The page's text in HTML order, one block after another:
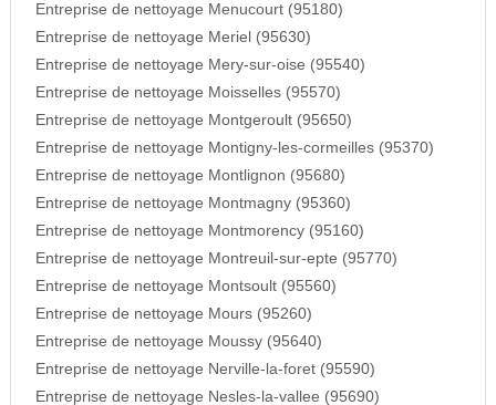
Entreprise de nettoyage Menucourt (95180)
Entreprise de nettoyage Meriel (95630)
Entreprise de nettoyage Mery-sur-oise (95540)
Entreprise de nettoyage Moisselles (95570)
Entreprise de nettoyage Montgeroult (95650)
Entreprise de nettoyage Montigny-les-cormeilles (95370)
Entreprise de nettoyage Montlignon (95680)
Entreprise de nettoyage Montmagny (95360)
Entreprise de nettoyage Montmorency (95160)
Entreprise de nettoyage Montreuil-sur-epte (95770)
Entreprise de nettoyage Montsoult (95560)
Entreprise de nettoyage Mours (95260)
Entreprise de nettoyage Moussy (95640)
Entreprise de nettoyage Nerville-la-foret (95590)
Entreprise de nettoyage Nesles-la-vallee (95690)